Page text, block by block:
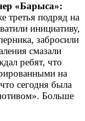
«Барыса»:
третья подряд на
инициативу,
забросили
смазали
ребят, что
на
сегодня была
Больше